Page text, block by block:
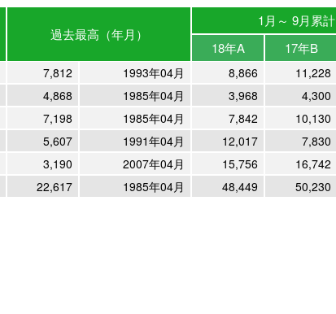
過去最高 （年月）
1月～ 9月累計
18年A
17年B
7,812 1993年04月 8,866 11,228
4,868 1985年04月 3,968 4,300
7,198 1985年04月 7,842 10,130
5,607 1991年04月 12,017 7,830
3,190 2007年04月 15,756 16,742
22,617 1985年04月 48,449 50,230